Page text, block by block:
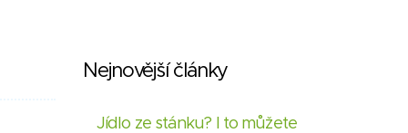
Nejnovější články
Jídlo ze stánku? I to můžete